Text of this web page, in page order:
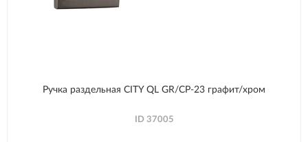
Ручка раздельная CITY QL GR/CP-23 графит/хром
ID 37005